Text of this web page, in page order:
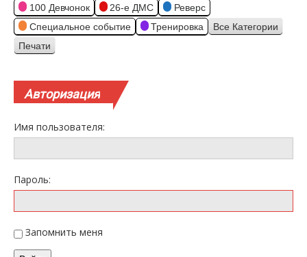
100 Девчонок 26-е ДМС
Реверс
Специальное событие
Тренировка Все Категории
Просмотр
Печати
Авторизация
Имя пользователя:
Пароль:
Запомнить меня